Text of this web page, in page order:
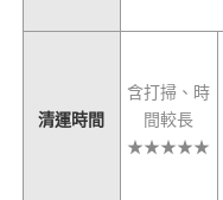
清運時間
含打掃、時
間較長
★★★★★